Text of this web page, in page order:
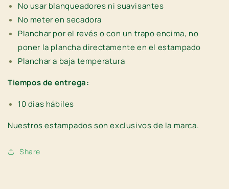
No usar blanqueadores ni suavisantes
No meter en secadora
Planchar por el revés o con un trapo encima, no
poner la plancha directamente en el estampado
Planchar a baja temperatura
Tiempos de entrega:
10 dias hábiles
Nuestros estampados sonexclusivos de la marca.
Share